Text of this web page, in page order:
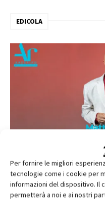
Per fornire le migliori
tecnologie come i cookie per
informazioni del dispositivo. Il
permetterà a noi e ai nostri
EDICOLA